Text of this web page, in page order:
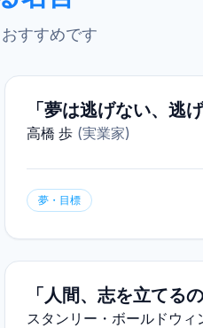
すすめです
「夢は逃げない、逃
高橋 歩 (実業家)
夢・目標
「人間、志を立てる
スタンリー・ボールドウィ